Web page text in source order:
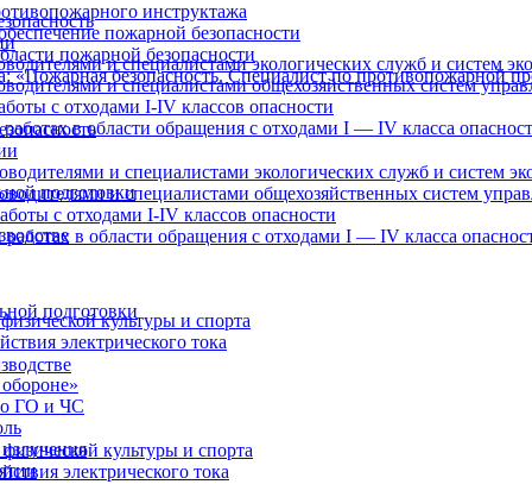
и специалистами экологических служб и систем
и специалистами общехозяйственных систем
с отходами I-IV классов опасности
в области обращения с отходами I — IV класса
подготовки
культуры и спорта
электрического тока
ГО и ЧС
инструктажа
пожарной безопасности
пожарной безопасности
«Пожарная безопасность. Специалист по противопожарной
и специалистами экологических служб и систем
и специалистами общехозяйственных систем
с отходами I-IV классов опасности
в области обращения с отходами I — IV класса
подготовки
культуры и спорта
электрического тока